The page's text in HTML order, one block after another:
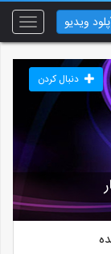
Toggle
ویدیو
دنبال کردن